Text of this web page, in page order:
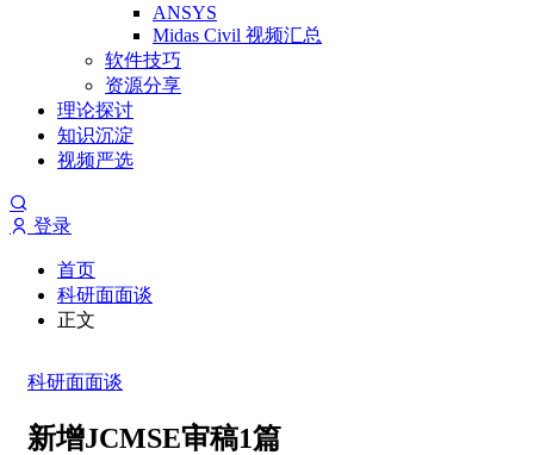
ANSYS
Midas Civil 视频汇总
软件技巧
资源分享
理论探讨
知识沉淀
视频严选
登录
首页
科研面面谈
正文
科研面面谈
新增JCMSE审稿1篇